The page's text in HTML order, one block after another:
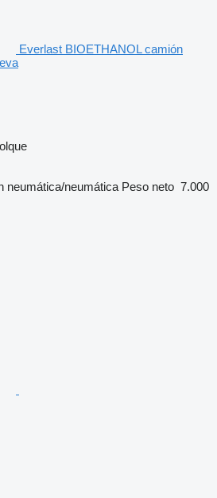
Everlast BIOETHANOL camión
neumática/neumática Peso neto 7.000